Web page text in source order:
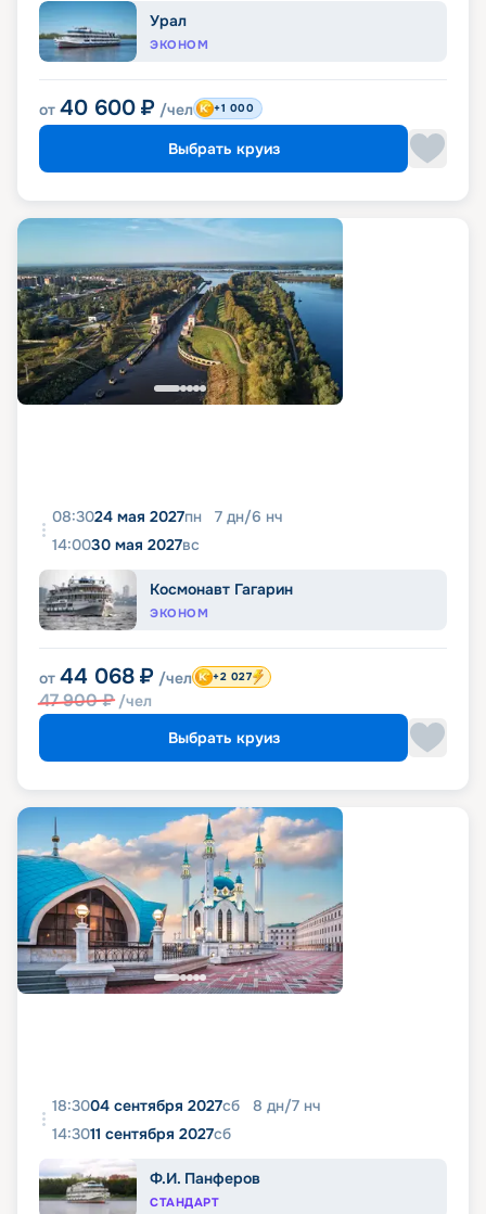
Урал
ЭКОНОМ
от 40 600 ₽ /чел +1 000
Выбрать круиз
08:3024 мая 2027пн 7 дн/6 нч
14:0030 мая 2027вс
Космонавт Гагарин
ЭКОНОМ
от 44 068 ₽ /чел
47 900₽ /чел
+2 027
Выбрать круиз
18:3004 сентября 2027сб 8 дн/7 нч
14:3011 сентября 2027сб
Ф.И. Панферов
СТАНДАРТ